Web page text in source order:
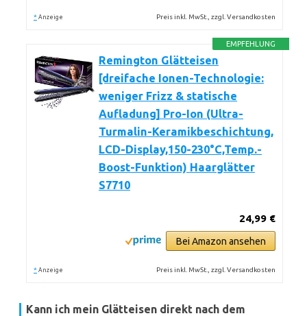
* Anzeige Preis inkl. MwSt., zzgl. Versandkosten
EMPFEHLUNG
Remington Glätteisen
[dreifache Ionen-Technologie:
weniger Frizz & statische
Aufladung] Pro-Ion (Ultra-
Turmalin-Keramikbeschichtung,
LCD-Display,150-230°C,Temp.-
Boost-Funktion) Haarglätter
S7710
24,99 €
Bei Amazon ansehen
* Anzeige Preis inkl. MwSt., zzgl. Versandkosten
Kann ich mein Glätteisen direkt nach dem